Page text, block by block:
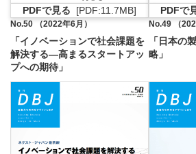
PDFで見る
[PDF:11.7MB]
PDFファイルが新規ウィ
PDFで
No.50 （2022年6月）
「イノベーションで社会課題を
解決する—高まるスタートアッ
プへの期待」
No.49 （
「日本の
略」